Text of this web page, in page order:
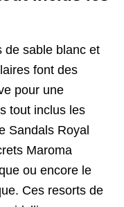
de sable blanc et
font des
pour une
tout inclus les
Sandals Royal
Maroma
ou encore le
Ces resorts de